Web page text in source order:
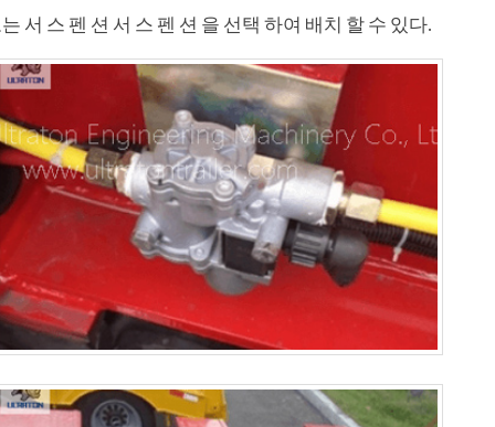
서 스 펜 션 서 스 펜 션 을 선택 하여 배치 할 수 있다.